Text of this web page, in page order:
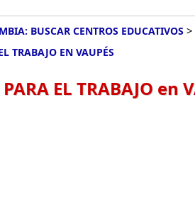
BUSCAR CENTROS EDUCATIVOS >
TRABAJO EN VAUPÉS
EL TRABAJO en